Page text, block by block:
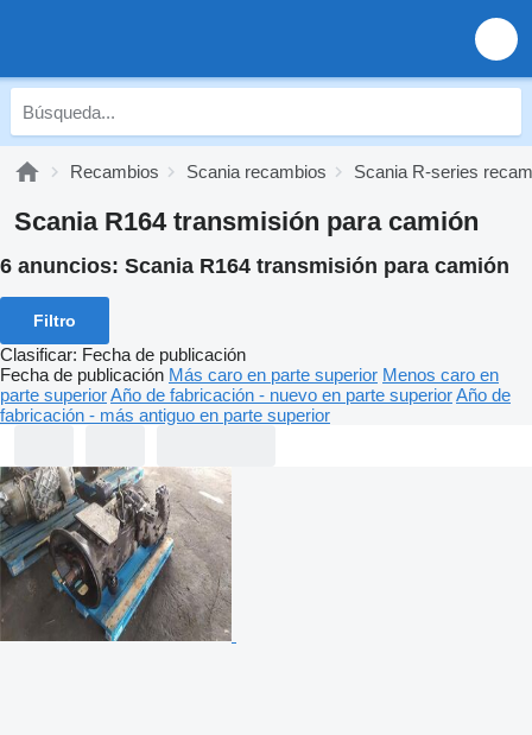
Recambios Scania recambios Scania R-series
Scania R164 transmisión para camión
6 anuncios: Scania R164 transmisión para camión
Filtro
Clasificar: Fecha de publicación
Fecha de publicación Más caro en parte superior Menos caro en
parte superiorAño de fabricación - nuevo en parte superiorAño de
fabricación - más antiguo en parte superior